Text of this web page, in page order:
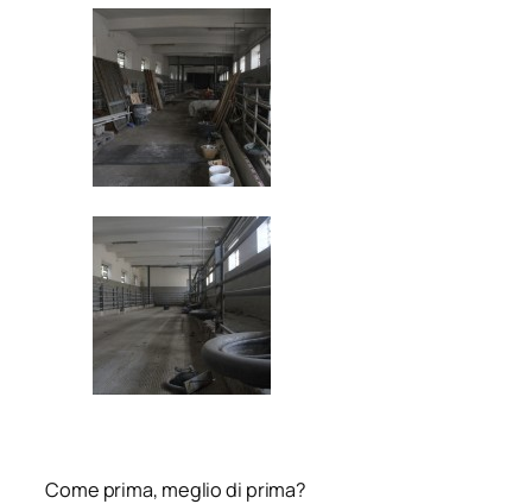
Come prima, meglio di prima?